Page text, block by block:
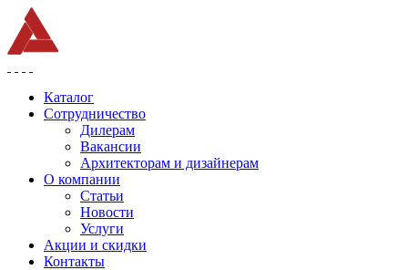
Каталог
Сотрудничество
Дилерам
Вакансии
Архитекторам и дизайнерам
О компании
Статьи
Новости
Услуги
Акции и скидки
Контакты